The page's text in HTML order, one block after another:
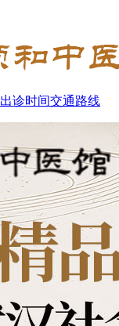
出诊时间交通路线